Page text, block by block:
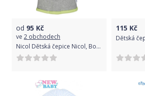
od 95 Kč
ve 2 obchodech
Nicol Dětská čepice Nicol, Boy - šedá/zelený lem 56 (0-3m)
115 Kč